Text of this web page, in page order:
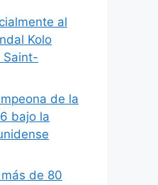
al
Kolo
Saint-
de la
bajo la
de 80